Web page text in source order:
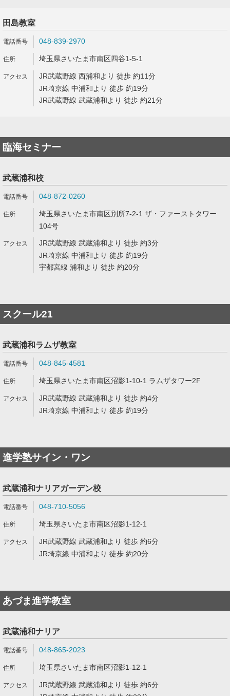
田島教室
048-839-2970
埼玉県さいたま市南区四谷1-5-1
JR武蔵野線 西浦和より 徒歩 約11分
JR埼京線 中浦和より 徒歩 約19分
JR武蔵野線 武蔵浦和より 徒歩 約21分
臨海セミナー
武蔵浦和校
048-872-0260
埼玉県さいたま市南区別所7-2-1 ザ・ファーストタワー
104号
JR武蔵野線 武蔵浦和より 徒歩 約3分
JR埼京線 中浦和より 徒歩 約19分
宇都宮線 浦和より 徒歩 約20分
スクール21
武蔵浦和ラムザ教室
048-845-4581
埼玉県さいたま市南区沼影1-10-1 ラムザタワー2F
JR武蔵野線 武蔵浦和より 徒歩 約4分
JR埼京線 中浦和より 徒歩 約19分
進学塾サイン・ワン
武蔵浦和ナリアガーデン校
048-710-5056
埼玉県さいたま市南区沼影1-12-1
JR武蔵野線 武蔵浦和より 徒歩 約6分
JR埼京線 中浦和より 徒歩 約20分
あづま進学教室
武蔵浦和ナリア
048-865-2023
埼玉県さいたま市南区沼影1-12-1
JR武蔵野線 武蔵浦和より 徒歩 約6分